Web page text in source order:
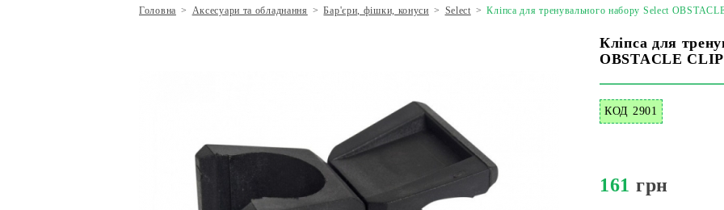
Головна > Аксесуари та обладнання > Бар'єри, фішки, конуси > Select > Кліпса для тренувального набору Select
Кліпса для
OBSTACLE
КОД 2901
161 грн